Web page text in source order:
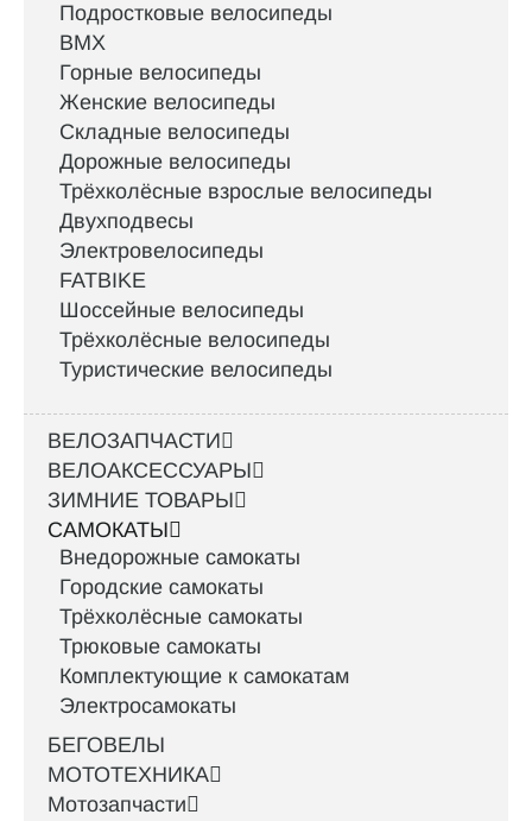
Подростковые велосипеды
BMX
Горные велосипеды
Женские велосипеды
Складные велосипеды
Дорожные велосипеды
Трёхколёсные взрослые велосипеды
Двухподвесы
Электровелосипеды
FATBIKE
Шоссейные велосипеды
Трёхколёсные велосипеды
Туристические велосипеды
ВЕЛОЗАПЧАСТИ
ВЕЛОАКСЕССУАРЫ
ЗИМНИЕ ТОВАРЫ
САМОКАТЫ
Внедорожные самокаты
Городские самокаты
Трёхколёсные самокаты
Трюковые самокаты
Комплектующие к самокатам
Электросамокаты
БЕГОВЕЛЫ
МОТОТЕХНИКА
Мотозапчасти